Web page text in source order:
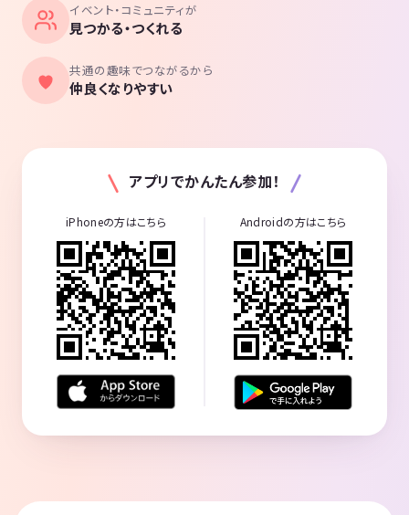
イベント・コミュニティが
見つかる・つくれる
共通の趣味でつながるから
仲良くなりやすい
アプリでかんたん参加！
iPhoneの方はこちら Androidの方はこちら